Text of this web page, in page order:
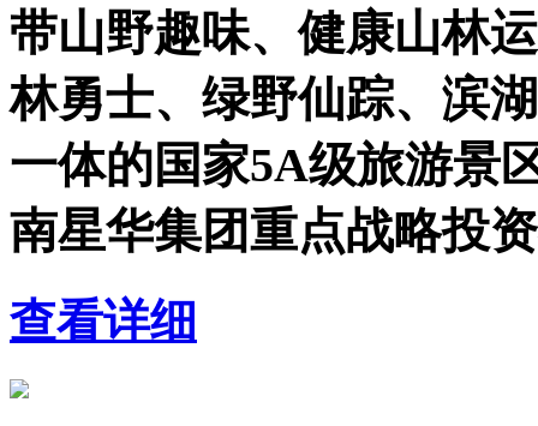
带山野趣味、健康山林
林勇士、绿野仙踪、滨
一体的国家5A级旅游景
南星华集团重点战略投
查看详细